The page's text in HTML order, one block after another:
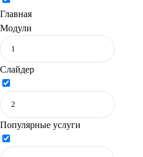
Главная
Модули
Слайдер
Популярные услуги